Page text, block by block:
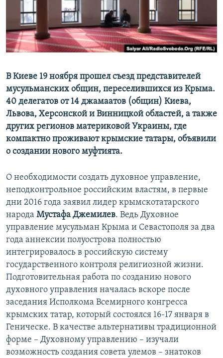
ПОБЕДИТЕЛЕЙ НЕ СУДЯТ?
КРЫМ.НЕПОКОРЕННЫЙ
ELIFBE
ПРИСОЕДИНЯЙТЕСЬ!
Все сайты RFE/RL
В Киеве 19 ноября прошел съезд представителей
мусульманских общин, переселившихся из Крыма.
40 делегатов от 14 джамаатов (общин) Киева,
Львова, Херсонской и Винницкой областей, а также
других регионов материковой Украины, где
компактно проживают крымские татары, объявили
о создании нового муфтията.
О необходимости создать духовное управление,
неподконтрольное российским властям, в первые
дни 2016 года заявил лидер крымскотатарского
народа Мустафа Джемилев. Ведь Духовное
управление мусульман Крыма и Севастополя за два
года аннексии полуострова полностью
интегрировалось в российскую систему
государственного контроля религиозной жизни.
Подготовительная работа по созданию нового
духовного управления началась вскоре после
заседания Исполкома Всемирного конгресса
крымских татар, который состоялся 16-17 января в
Геническе. В качестве альтернативы традиционной
форме – Духовному управлению – изучали
возможность создания совета улемов – знатоков